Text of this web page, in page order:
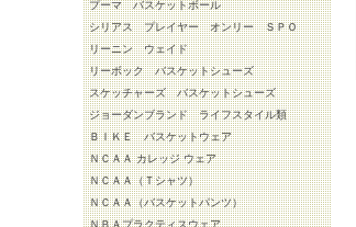
プーマ バスケットボール
シリアス プレイヤー オンリー ＳＰＯ
リーニン ウェイド
リーボック バスケットシューズ
スケッチャーズ バスケットシューズ
ジョーダンブランド ライフスタイル類
ＢＩＫＥ バスケットウェア
ＮＣＡＡ カレッジ ウェア
ＮＣＡＡ（Ｔシャツ）
ＮＣＡＡ（バスケットパンツ）
ＮＢＡプラクティスウェア